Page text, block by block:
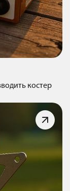
костер